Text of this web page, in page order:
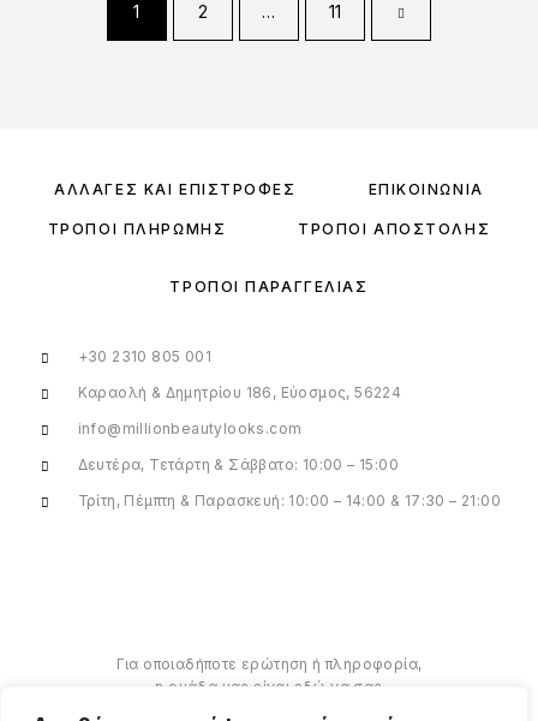
1 2 … 11
ΑΛΛΑΓΈΣ ΚΑΙ ΕΠΙΣΤΡΟΦΈΣ ΕΠΙΚΟΙΝΩΝΊΑ
ΤΡΌΠΟΙ ΠΛΗΡΩΜΉΣ ΤΡΌΠΟΙ ΑΠΟΣΤΟΛΉΣ
ΤΡΌΠΟΙ ΠΑΡΑΓΓΕΛΊΑΣ
+30 2310 805 001
Καραολή & Δημητρίου 186, Εύοσμος, 56224
info@millionbeautylooks.com
Δευτέρα, Τετάρτη & Σάββατο: 10:00 – 15:00
Τρίτη, Πέμπτη & Παρασκευή: 10:00 – 14:00 & 17:30 – 21:00
Για οποιαδήποτε ερώτηση ή πληροφορία,
η ομάδα μας είναι εδώ να σας